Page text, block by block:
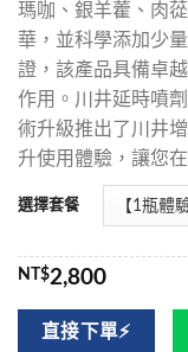
瑪咖、銀羊藿、肉
華，並科學添加少
證，該產品具備卓
作用。川井延時噴
術升級推出了川井
升使用體驗，讓您
選擇套餐
NT$2,800
直接下單⚡